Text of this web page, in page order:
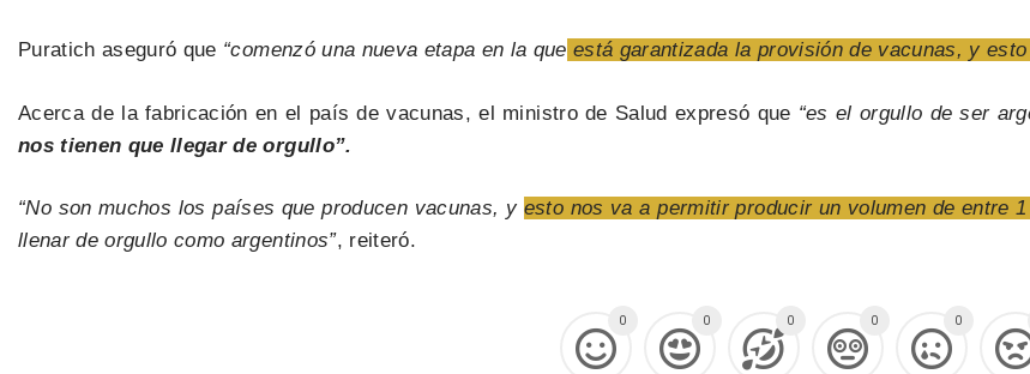
Puratich aseguró que “comenzó una nueva etapa en la que está garantizada la provisión de vacunas, y
Acerca de la fabricación en el país de vacunas, el ministro de Salud expresó que “es el orgullo de ser
nos tienen que llegar de orgullo”.
“No son muchos los países que producen vacunas, y esto nos va a permitir producir un volumen de entre
llenar de orgullo como argentinos”, reiteró.
0 0 0 0 0